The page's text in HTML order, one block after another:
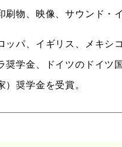
刷物、映像、サウンド・
ッパ、イギリス、メキシ
奨学金、ドイツのドイツ
）奨学金を受賞。